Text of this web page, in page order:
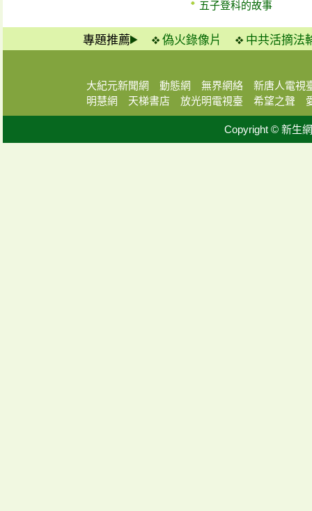
五子登科的故事
專題推薦 偽火錄像片 中共活摘法
大紀元新聞網 動態網 無界網絡
新唐人電視
明慧網
天梯書店 放光明電視臺 希望之聲
Copyright © 新生